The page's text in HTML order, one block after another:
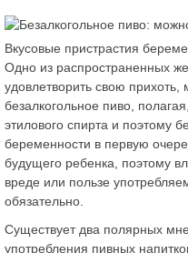
Вкусовые пристрастия
Одно из распространенных
удовлетворить свою
безалкогольное пиво,
этилового спирта и поэтому
беременности в первую
будущего ребенка, поэтому
вреде или пользе
обязательно.
Существует два полярных
употребления пивных